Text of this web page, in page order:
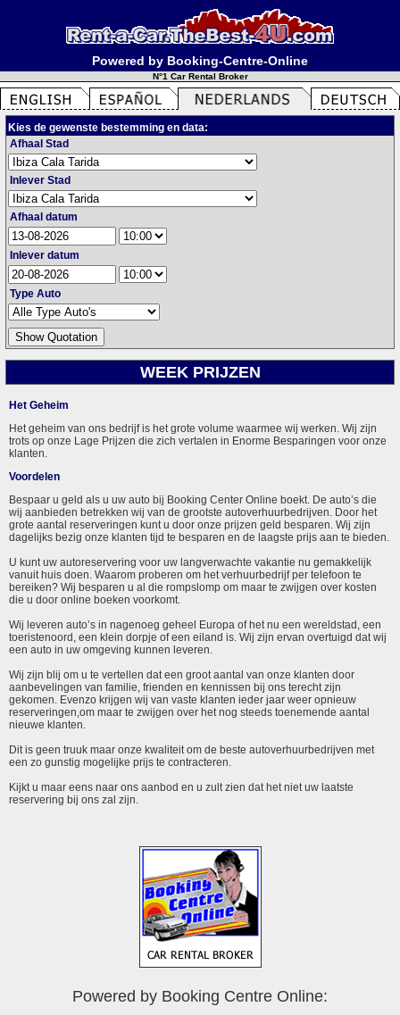
Powered by Booking-Centre-Online
N°1 Car Rental Broker
Kies de gewenste bestemming en data:
Afhaal Stad
Inlever Stad
Afhaal datum
Inlever datum
Type Auto
WEEK PRIJZEN
Het Geheim
Het geheim van ons bedrijf is het grote volume waarmee wij werken. Wij zijn
trots op onze Lage Prijzen die zich vertalen in Enorme Besparingen voor onze
klanten.
Voordelen
Bespaar u geld als u uw auto bij Booking Center Online boekt. De auto’s die
wij aanbieden betrekken wij van de grootste autoverhuurbedrijven. Door het
grote aantal reserveringen kunt u door onze prijzen geld besparen. Wij zijn
dagelijks bezig onze klanten tijd te besparen en de laagste prijs aan te bieden.
U kunt uw autoreservering voor uw langverwachte vakantie nu gemakkelijk
vanuit huis doen. Waarom proberen om het verhuurbedrijf per telefoon te
bereiken? Wij besparen u al die rompslomp om maar te zwijgen over kosten
die u door online boeken voorkomt.
Wij leveren auto’s in nagenoeg geheel Europa of het nu een wereldstad, een
toeristenoord, een klein dorpje of een eiland is. Wij zijn ervan overtuigd dat wij
een auto in uw omgeving kunnen leveren.
Wij zijn blij om u te vertellen dat een groot aantal van onze klanten door
aanbevelingen van familie, frienden en kennissen bij ons terecht zijn
gekomen. Evenzo krijgen wij van vaste klanten ieder jaar weer opnieuw
reserveringen,om maar te zwijgen over het nog steeds toenemende aantal
nieuwe klanten.
Dit is geen truuk maar onze kwaliteit om de beste autoverhuurbedrijven met
een zo gunstig mogelijke prijs te contracteren.
Kijkt u maar eens naar ons aanbod en u zult zien dat het niet uw laatste
reservering bij ons zal zijn.
Powered by Booking Centre Online: